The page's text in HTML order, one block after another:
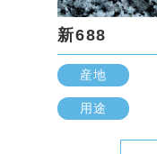
新688
産地
用途